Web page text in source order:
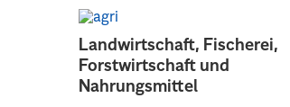
Landwirtschaft, Fischerei,
Forstwirtschaft und
Nahrungsmittel